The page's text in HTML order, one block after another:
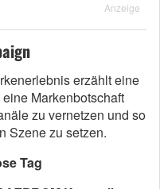
Anzeige
erzählt eine
Markenbotschaft
zu vernetzen und so
Szene zu setzen.
Tag